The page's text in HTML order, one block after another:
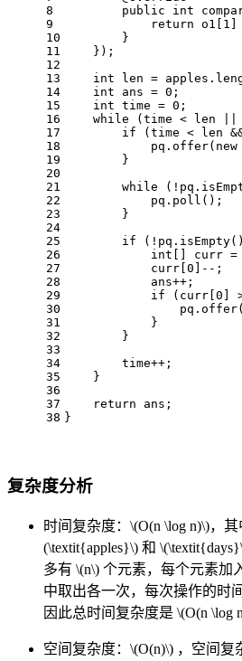
8
9
10
11
12
13
14
15
16
17
18
19
20
21
22
23
24
25
26
27
28
29
30
31
32
33
34
35
36
37
38
public
int
return o1[ 1
        }
    });
int
len =
int
ans = 0 ;
int time = 0 ;
while (time < len ||
if (time < len
            pq.offer(
new
        }
while
            pq.poll();
        }
if
int [] curr
            curr[
0 ]--;
            ans++;
if (curr[ 0 ]
            }
        }
        time++;
    }
return ans;
}
复杂度分析
时间复杂度： \(O(n \log n)\)，其
(\textit{apples}\) 和
多有 \(n\) 个元素，每个元素加
中取出各一次，每次操作的时
因此总时间复杂度是 \(O(n \log
空间复杂度： \(O(n)\) ，空间复